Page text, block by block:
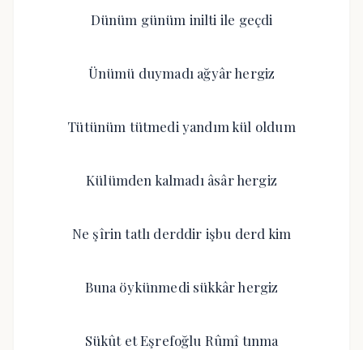
Dünüm günüm inilti ile geçdi
Ünümü duymadı ağyâr hergiz
Tütünüm tütmedi yandım kül oldum
Külümden kalmadı âsâr hergiz
Ne şîrin tatlı derddir işbu derd kim
Buna öykünmedi sükkâr hergiz
Sükût et Eşrefoğlu Rûmî tınma